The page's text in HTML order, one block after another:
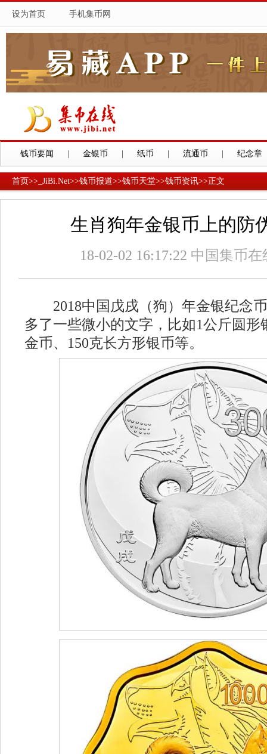
设为首页 手机集币网
钱币要闻 金银币 纸币 流通币 纪念章
首页>> _JiBi.Net>>钱币报道>>钱币天堂>>钱币资讯>>正文
生肖狗年金银币上的防
18-02-02 16:17:22 中国集币在
2018中国戊戌（狗）年金银纪念
多了一些微小的文字，比如1公斤圆形
金币、150克长方形银币等。